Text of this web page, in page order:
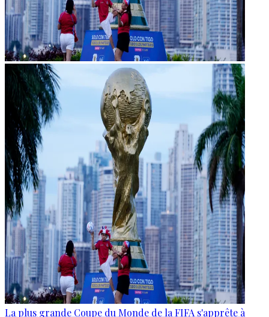
La plus grande Coupe du Monde de la FIFA s'apprête à